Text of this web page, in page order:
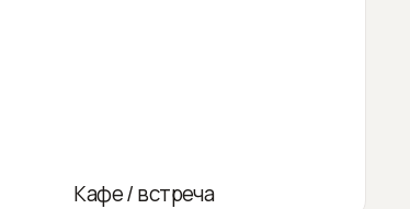
Кафе / встреча